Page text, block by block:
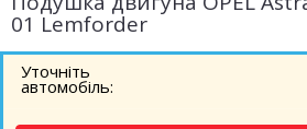
01 Lemforder
Уточніть
автомобіль: